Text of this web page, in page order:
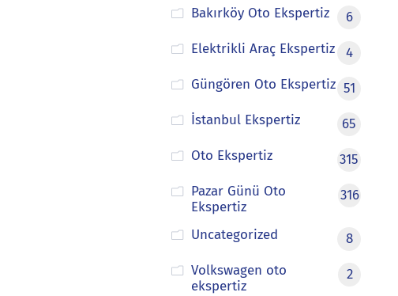
Bakırköy Oto Ekspertiz
6
Elektrikli Araç Ekspertiz
4
Güngören Oto Ekspertiz 51
İstanbul Ekspertiz
65
Oto Ekspertiz
315
Pazar Günü Oto
Ekspertiz
316
Uncategorized
8
Volkswagen oto
ekspertiz
2